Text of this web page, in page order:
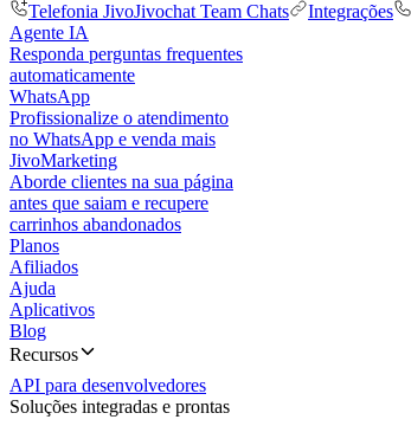
Telefonia JivoJivochat Team Chats Integrações
Agente IA
Responda perguntas frequentes
automaticamente
WhatsApp
Profissionalize o atendimento
no WhatsApp e venda mais
JivoMarketing
Aborde clientes na sua página
antes que saiam e recupere
carrinhos abandonados
Planos
Afiliados
Ajuda
Aplicativos
Blog
Recursos
API para desenvolvedores
Soluções integradas e prontas